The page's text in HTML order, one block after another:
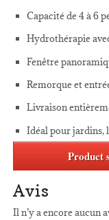
Capacité de 4 à 6
Hydrothérapie
Fenêtre
Remorque et
Livraison
Idéal pour jardins,
Product
Avis
Il n’y a encore aucun